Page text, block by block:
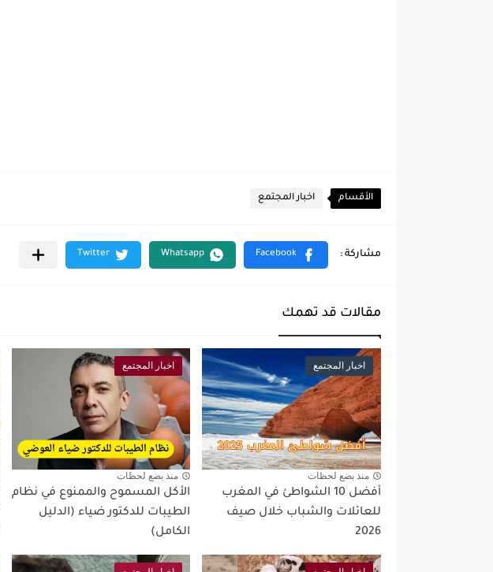
الأقسام اخبار المجتمع
مقالات قد تهمك
اخبار المجتمع
منذ بضع لحظات
أفضل 10 الشواطئ في المغرب
للعائلات والشباب خلال صيف
2026
اخبار المجتمع
منذ بضع لحظات
الأكل المسموح والممنوع في نظام
الطيبات للدكتور ضياء (الدليل
الكامل)